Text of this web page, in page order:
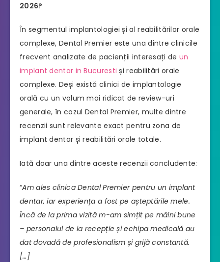
2026?
În segmentul implantologiei și al reabilitărilor orale
complexe, Dental Premier este una dintre clinicile
frecvent analizate de pacienții interesați de un
implant dentar in Bucuresti și reabilitări orale
complexe. Deși există clinici de implantologie
orală cu un volum mai ridicat de review-uri
generale, în cazul Dental Premier, multe dintre
recenzii sunt relevante exact pentru zona de
implant dentar și reabilitări orale totale.
Iată doar una dintre aceste recenzii concludente:
“Am ales clinica Dental Premier pentru un implant
dentar, iar experiența a fost pe așteptările mele.
Încă de la prima vizită m-am simțit pe mâini bune
– personalul de la recepție și echipa medicală au
dat dovadă de profesionalism și grijă constantă.
[…]